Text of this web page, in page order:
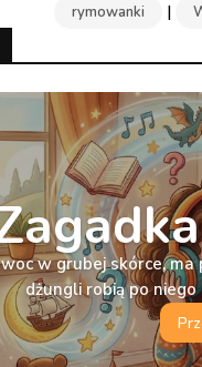
rymowanki |
w grubej skórce, ma
dżungli robią po